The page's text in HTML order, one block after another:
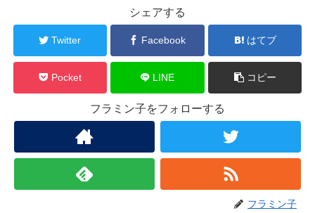
シェアする
Twitter Facebook はてブ
Pocket LINE コピー
フラミン子をフォローする
フラミン子